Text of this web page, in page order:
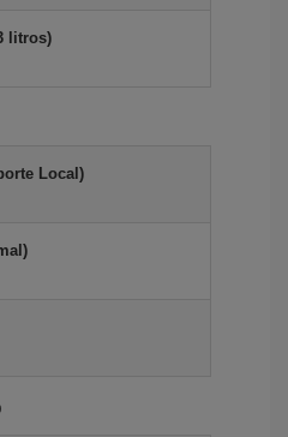
litros)
Local)